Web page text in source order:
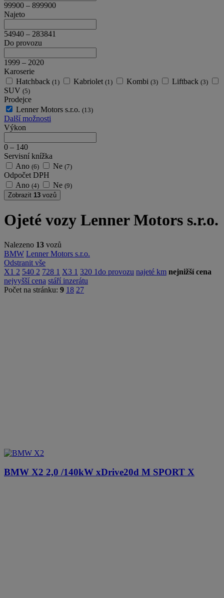
99900 – 899900
Najeto
54940 – 283841
Do provozu
1999 – 2020
Karoserie
Hatchback (1) Kabriolet (1) Kombi (3) Liftback (3)
SUV (5)
Prodejce
Lenner Motors s.r.o. (13)
Další možnosti
Výkon
0 – 140
Servisní knížka
Ano (6) Ne (7)
Odpočet DPH
Ano (4) Ne (9)
Zobrazit 13 vozů
Ojeté vozy Lenner Motors s.r.o.
Nalezeno 13 vozů
BMW Lenner Motors s.r.o.
Odstranit vše
X1 2 540 2 728 1 X3 1 320 1do provozu najeté km nejnižší cena
nejvyšší cena stáří inzerátu
Počet na stránku: 9 18 27
BMW X2 2,0 /140kW xDrive20d M SPORT X